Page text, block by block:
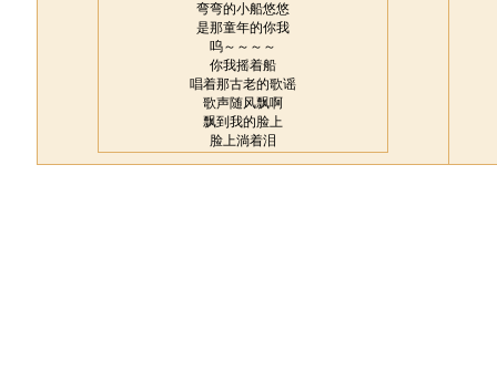
弯弯的小船悠悠
是那童年的你我
呜～～～～
你我摇着船
唱着那古老的歌谣
歌声随风飘啊
飘到我的脸上
脸上淌着泪